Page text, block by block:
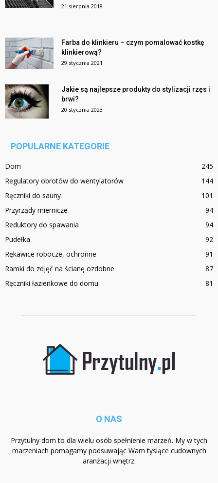
21 sierpnia 2018
Farba do klinkieru – czym pomalować kostkę
klinkierową?
29 stycznia 2021
Jakie są najlepsze produkty do stylizacji rzęs i
brwi?
20 stycznia 2023
POPULARNE KATEGORIE
Dom
245
Regulatory obrotów do wentylatorów
144
Ręczniki do sauny
101
Przyrządy miernicze
94
Reduktory do spawania
94
Pudełka
92
Rękawice robocze, ochronne
91
Ramki do zdjęć na ścianę ozdobne
87
Ręczniki łazienkowe do domu
81
O NAS
Przytulny dom to dla wielu osób spełnienie marzeń. My w tych
marzeniach pomagamy podsuwając Wam tysiące cudownych
aranżacji wnętrz.